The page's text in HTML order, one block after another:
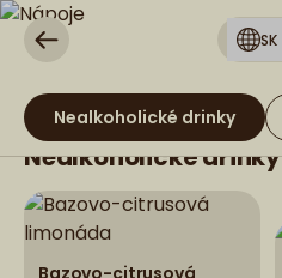
SK
Nealkoholické drinky
Nealkoholické drinky
Bazovo-citrusová